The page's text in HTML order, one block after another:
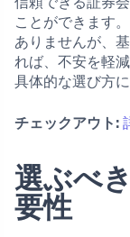
ことができます
ありませんが、
れば、不安を軽
具体的な選び方
チェックアウト:
選ぶべ
要性